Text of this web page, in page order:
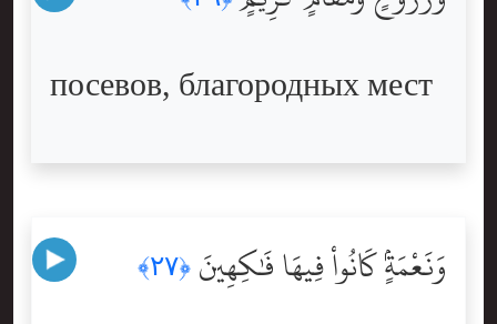
посевов, благородных мест
وَنَعْمَةٍۢ كَانُواْ فِيهَا فَٰكِهِينَ ﴿٢٧﴾